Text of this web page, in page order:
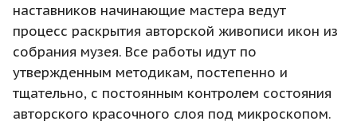
наставников начинающие мастера ведут
процесс раскрытия авторской живописи икон из
собрания музея. Все работы идут по
утвержденным методикам, постепенно и
тщательно, с постоянным контролем состояния
авторского красочного слоя под микроскопом.